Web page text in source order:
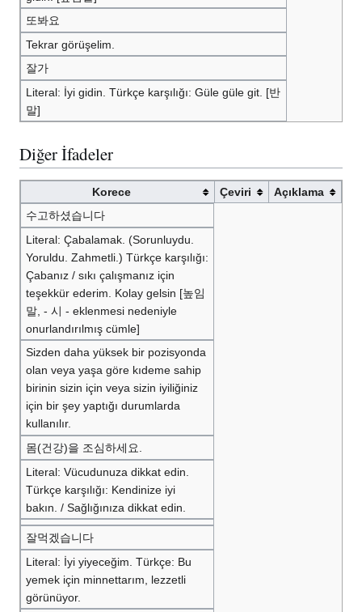
또봐요
Tekrar görüşelim.
잘가
Literal: İyi gidin. Türkçe karşılığı: Güle güle git. [반
말]
Diğer İfadeler
Korece Çeviri
Açıklama
수고하셨습니다
Literal: Çabalamak. (Sorunluydu.
Yoruldu. Zahmetli.) Türkçe karşılığı:
Çabanız / sıkı çalışmanız için
teşekkür ederim. Kolay gelsin [높임
말, - 시 - eklenmesi nedeniyle
onurlandırılmış cümle]
Sizden daha yüksek bir pozisyonda
olan veya yaşa göre kıdeme sahip
birinin sizin için veya sizin iyiliğiniz
için bir şey yaptığı durumlarda
kullanılır.
몸(건강)을 조심하세요.
Literal: Vücudunuza dikkat edin.
Türkçe karşılığı: Kendinize iyi
bakın. / Sağlığınıza dikkat edin.
잘먹겠습니다
Literal: İyi yiyeceğim. Türkçe: Bu
yemek için minnettarım, lezzetli
görünüyor.